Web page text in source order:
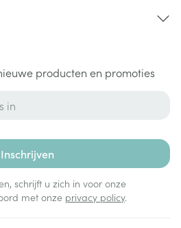
producten en promoties
Inschrijven
schrijft u zich in voor onze
met onze privacy policy.